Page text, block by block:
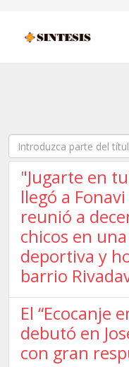
Introduzca parte del
"Jugarte en
llegó a
reunió a
chicos en
deportiva y
barrio
El “Ecocanje
debutó en
con gran